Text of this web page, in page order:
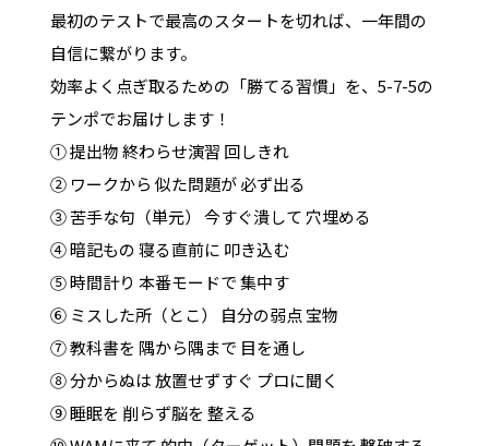
最初のテストで最高のスタートを切れば、一年間の
自信に繋がります。
効率よく点ぎ取るための「勝てる習慣」を、5-7-5の
テンポでお届けします！
① 提出物 終わらせ演習 回しきれ
② ワークから 似た問題が 必ず出る
③ 苦手な句（単元） 今すぐ潰して 穴埋める
④ 暗記もの 寝る直前に 叩き込む
⑤ 時間計り 本番モードで 集中す
⑥ ミスした所（とこ） 自分の弱点 宝物
⑦ 教科書を 隅から隅まで 目を通し
⑧ 分からぬは 放置せずすぐ プロに聞く
⑨ 睡眠を 削らず脳を 整える